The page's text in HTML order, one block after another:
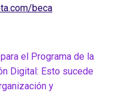
beca
el Programa de la
Digital: Esto sucede
y